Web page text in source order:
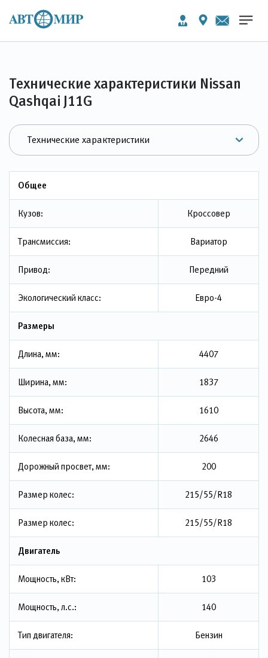
Технические характеристики Nissan
Qashqai J11G
Общее
Кузов: Кроссовер
Трансмиссия: Вариатор
Привод: Передний
Экологический класс: Евро-4
Размеры
Длина, мм: 4407
Ширина, мм: 1837
Высота, мм: 1610
Колесная база, мм: 2646
Дорожный просвет, мм: 200
Размер колес: 215/55/R18
Размер колес: 215/55/R18
Двигатель
Мощность, кВт: 103
Мощность, л.с.: 140
Тип двигателя: Бензин